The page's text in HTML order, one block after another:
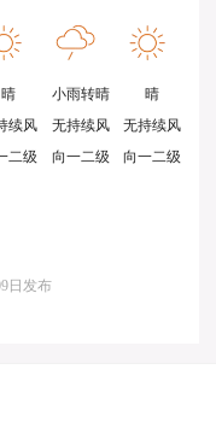
晴
续风
二级
小雨转晴
无持续风
向一二级
晴
无持续风
向一二级
日发布